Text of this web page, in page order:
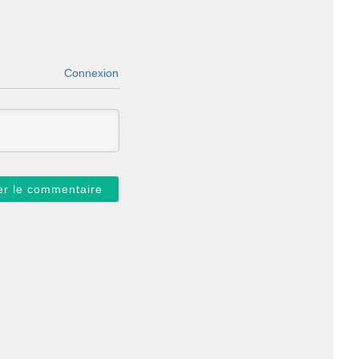
Connexion